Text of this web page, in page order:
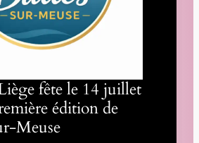
fête le 14 juillet
édition de
Meuse